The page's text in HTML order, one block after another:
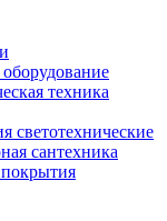
техника
светотехнические
сантехника